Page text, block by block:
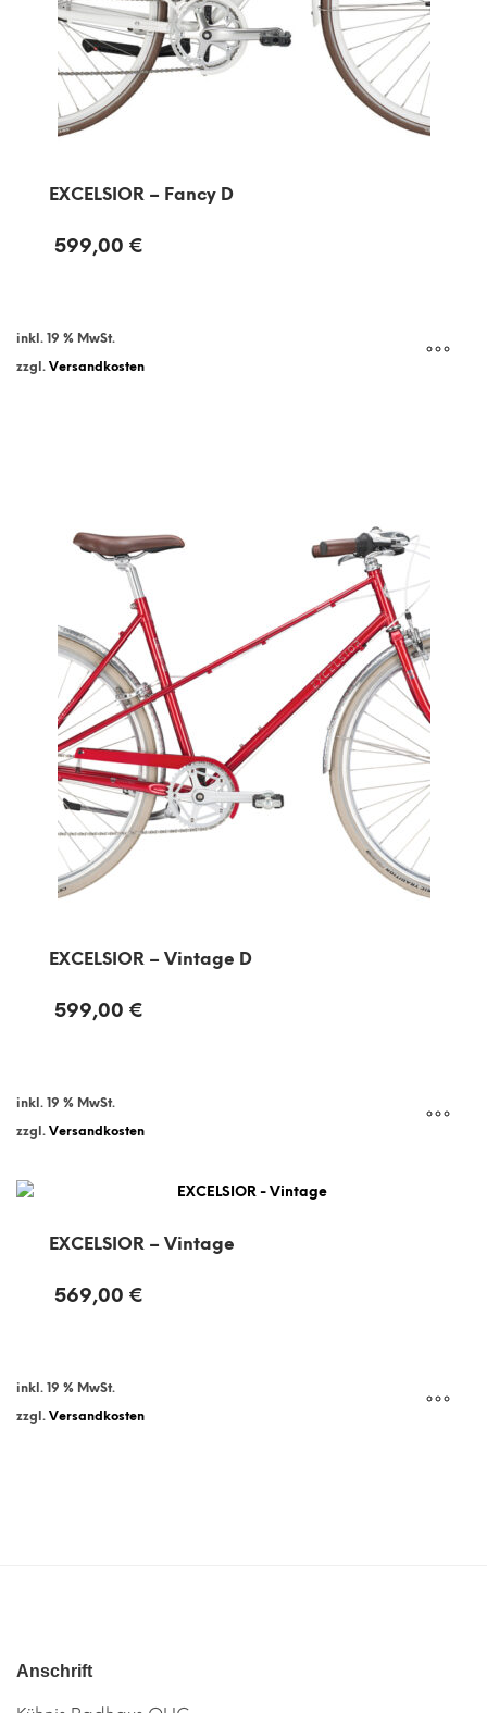
EXCELSIOR – Fancy D
599,00 €
inkl. 19 % MwSt.
zzgl. Versandkosten
EXCELSIOR – Vintage D
599,00 €
inkl. 19 % MwSt.
zzgl. Versandkosten
EXCELSIOR – Vintage
569,00 €
inkl. 19 % MwSt.
zzgl. Versandkosten
Anschrift